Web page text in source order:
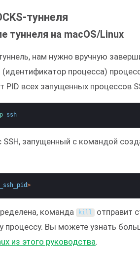
туннеля
туннеля на macOS/Linux
нам нужно вручную
(идентификатор процесса)
PID всех запущенных процессов
ssh
SSH, запущенный с командой
>
команда kill отправит
процессу. Вы можете узнать
из этого руководства